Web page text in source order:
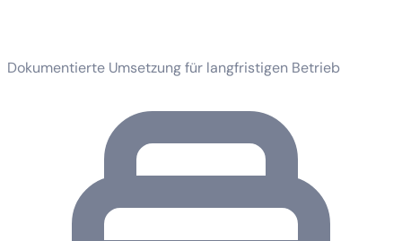
Dokumentierte Umsetzung für langfristigen Betrieb